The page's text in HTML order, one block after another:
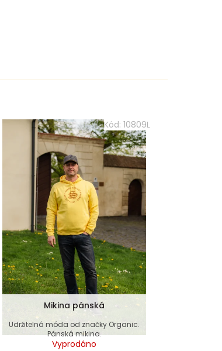
Kód: 10809L
Mikina pánská
Udržitelná móda od značky Organic.
Pánská mikina.
Vyprodáno